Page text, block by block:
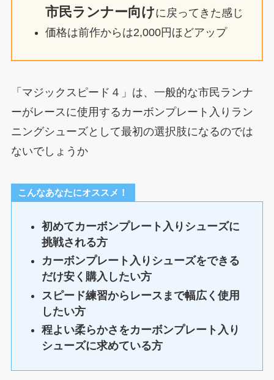
市民ランナー向けに戻ってきた感じ
価格は前作からは2,000円ほどアップ
「マジックスピード４」は、一般的な市民ランナ
ーがレースに使用するカーボンプレート入りラン
ニングシューズとして最初の選択肢になるのでは
ないでしょうか
こんなあなたにオススメ！
初めてカーボンプレート入りシューズに
挑戦される方
カーボンプレート入りシューズをできる
だけ安く購入したい方
スピード練習からレースまで幅広く使用
したい方
程よい柔らかさをカーボンプレート入り
シューズに求めている方